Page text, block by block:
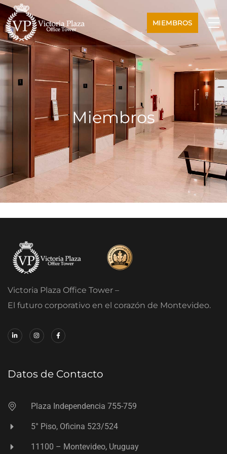
MIEMBROS
Miembros
Victoria Plaza Office Tower –
El futuro corporativo en el corazón de Montevideo.
Datos de Contacto
Plaza Independencia 755-759
5° Piso, Oficina 523/524
11100 – Montevideo, Uruguay